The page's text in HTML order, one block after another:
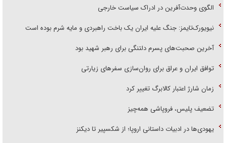
الگوی وحدت‌آفرین در ادراک سیاست خارجی
نیویورک‌تایمز: جنگ علیه ایران یک باخت راهبردی و مایه شرم بوده است
آخرین صحبت‌های پسرم دلتنگی برای رهبر شهید بود
توافق ایران و عراق برای روان‌سازی سفر‌های زیارتی
زمان شارژ اعتبار کالابرگ تغییر کرد
تضعیف پلیس، فروپاشی همه‌چیز
یهودی‌ها در ادبیات داستانی اروپا؛ از شکسپیر تا دیکنز